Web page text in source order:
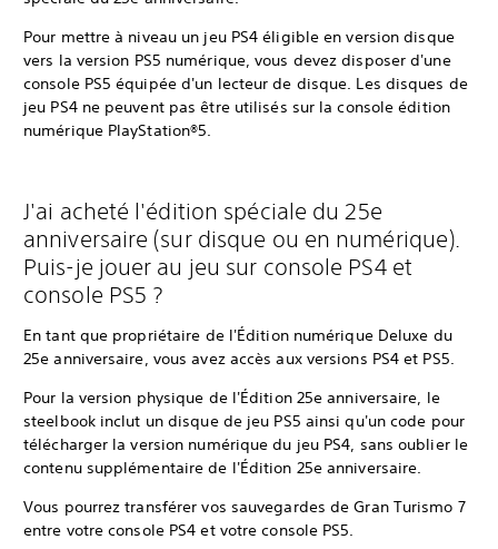
Pour mettre à niveau un jeu PS4 éligible en version disque
vers la version PS5 numérique, vous devez disposer d'une
console PS5 équipée d'un lecteur de disque. Les disques de
jeu PS4 ne peuvent pas être utilisés sur la console édition
numérique PlayStation®5.
J'ai acheté l'édition spéciale du 25e
anniversaire (sur disque ou en numérique).
Puis-je jouer au jeu sur console PS4 et
console PS5 ?
En tant que propriétaire de l'Édition numérique Deluxe du
25e anniversaire, vous avez accès aux versions PS4 et PS5.
Pour la version physique de l'Édition 25e anniversaire, le
steelbook inclut un disque de jeu PS5 ainsi qu'un code pour
télécharger la version numérique du jeu PS4, sans oublier le
contenu supplémentaire de l'Édition 25e anniversaire.
Vous pourrez transférer vos sauvegardes de Gran Turismo 7
entre votre console PS4 et votre console PS5.